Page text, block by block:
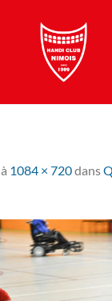
à 1084 × 720dans